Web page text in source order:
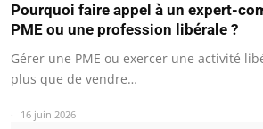
Pourquoi faire appel à un expert-
PME ou une profession libérale ?
Gérer une PME ou exercer une activité
plus que de vendre…
16 juin 2026